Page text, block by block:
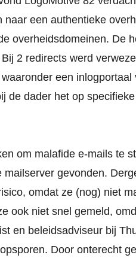
een authentieke
overheidsdomeinen. De
2 redirects werd
een
de dader het op
om malafide e-mails te
gevonden.
omdat ze (nog) niet
ook niet snel gemeld,
en beleidsadviseur bij
Door onterecht